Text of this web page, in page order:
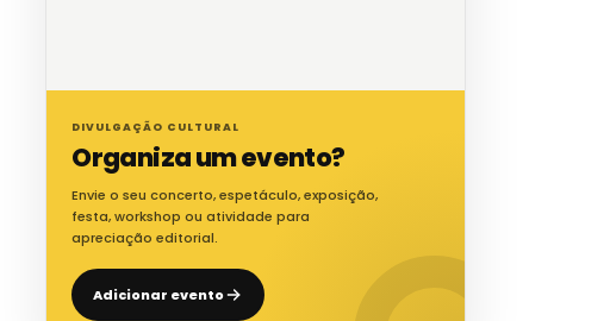
DIVULGAÇÃO CULTURAL
Organiza um evento?
Envie o seu concerto, espetáculo, exposição,
festa, workshop ou atividade para
apreciação editorial.
Adicionar evento